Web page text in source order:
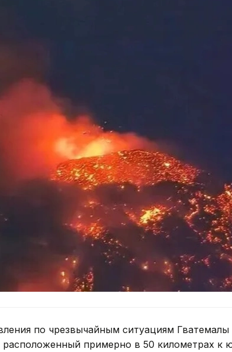
по чрезвычайным ситуациям Гватемалы
расположенный примерно в 50 километрах к